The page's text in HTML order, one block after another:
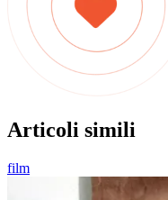
Articoli simili
film